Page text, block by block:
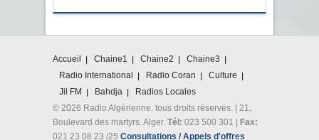
Accueil Chaine1 Chaine2
Chaine3
Radio International
Radio Coran
Culture
Jil FM
Bahdja
Radios Locales
© 2026 Radio Algérienne. tous droits réservés. | 21,
Boulevard des martyrs. Alger. Tél: 023 500 301 |
Fax:
021 23 08 23 /25 Consultations / Appels d'offres